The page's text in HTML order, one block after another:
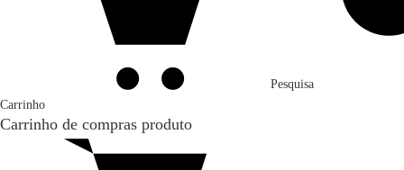
Carrinho
Carrinho de compras produto
Pesquisa